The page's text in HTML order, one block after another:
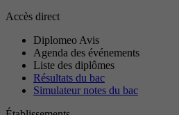
Accès direct
Diplomeo Avis
Agenda des événements
Liste des diplômes
Résultats du bac
Simulateur notes du bac